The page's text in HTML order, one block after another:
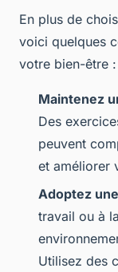
En plus de
voici quelques
votre bien-être :
Maintenez
Des
peuvent
et améliorer
Adoptez
travail ou à
Utilisez des